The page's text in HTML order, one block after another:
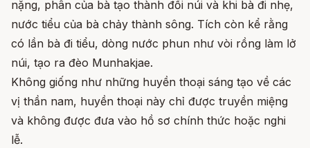
nặng, phân của bà tạo thành đồi núi và khi bà đi nhẹ,
nước tiểu của bà chảy thành sông. Tích còn kể rằng
có lần bà đi tiểu, dòng nước phun như vòi rồng làm lở
núi, tạo ra đèo Munhakjae.
Không giống như những huyền thoại sáng tạo về các
vị thần nam, huyền thoại này chỉ được truyền miệng
và không được đưa vào hồ sơ chính thức hoặc nghi
lễ.